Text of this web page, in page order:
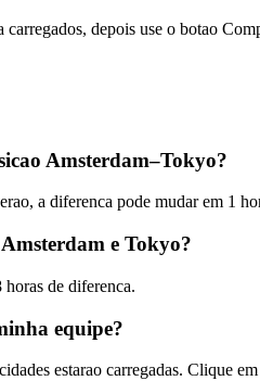
depois use o botao
Amsterdam–Tokyo?
a diferenca pode mudar em 1
e Tokyo?
de diferenca.
equipe?
estarao carregadas. Clique